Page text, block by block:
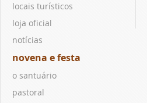
locais turísticos
loja oficial
notícias
novena e festa
o santuário
pastoral